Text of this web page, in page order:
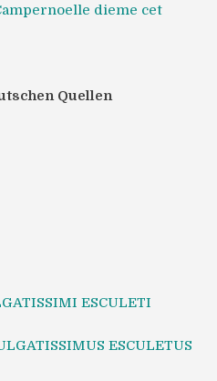
dieme cet
Quellen
ESCULETI
ESCULETUS